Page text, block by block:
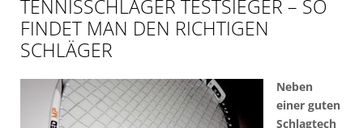
TENNISSCHLÄGER TESTSIEGER – SO
FINDET MAN DEN RICHTIGEN
SCHLÄGER
Neben
einer guten
Schlagtech